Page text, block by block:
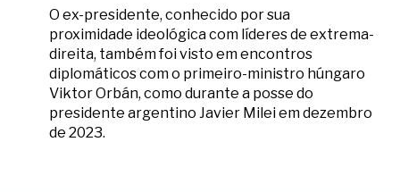
O ex-presidente, conhecido por sua
proximidade ideológica com líderes de extrema-
direita, também foi visto em encontros
diplomáticos com o primeiro-ministro húngaro
Viktor Orbán, como durante a posse do
presidente argentino Javier Milei em dezembro
de 2023.